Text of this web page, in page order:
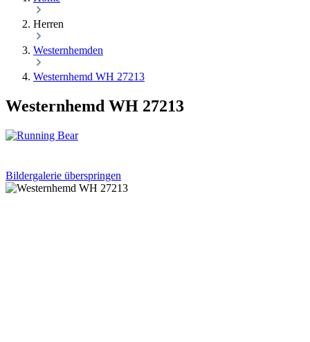
Herren
Westernhemden
Westernhemd WH 27213
Westernhemd WH 27213
Bildergalerie überspringen